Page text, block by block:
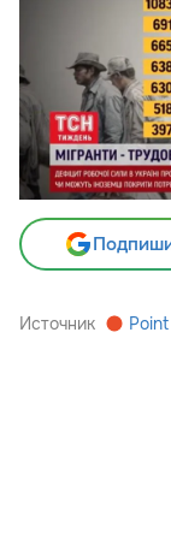
Источник Point